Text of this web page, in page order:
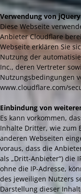
Verwendung von
Diese Webseite
Anbieter Cloudflare
Webseite erklären Sie
Nutzung der
Inc., deren Vertreter
Nutzungsbedingungen
www.cloudflare.com/
Einbindung von
Es kann vorkommen,
Inhalte Dritter, wie zum
anderen Webseiten
voraus, dass die
als „Dritt-Anbieter“) die
ohne die IP-Adresse,
des jeweiligen Nutzers
Darstellung dieser